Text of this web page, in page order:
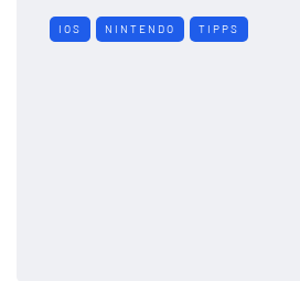
IOS NINTENDO TIPPS